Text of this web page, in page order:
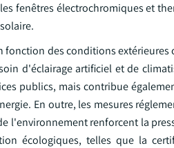
fenêtres électrochromiques et
fonction des conditions
d'éclairage artificiel et de
publics, mais contribue
En outre, les mesures
l'environnement renforcent la
écologiques, telles que la